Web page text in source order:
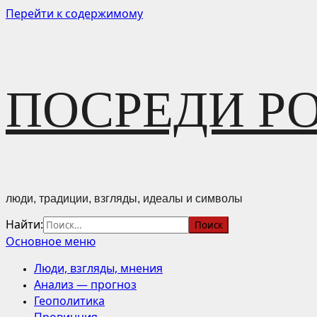
Перейти к содержимому
ПОСРЕДИ
люди, традиции, взгляды, идеалы и символы
Найти:
Основное меню
Люди, взгляды, мнения
Анализ — прогноз
Геополитика